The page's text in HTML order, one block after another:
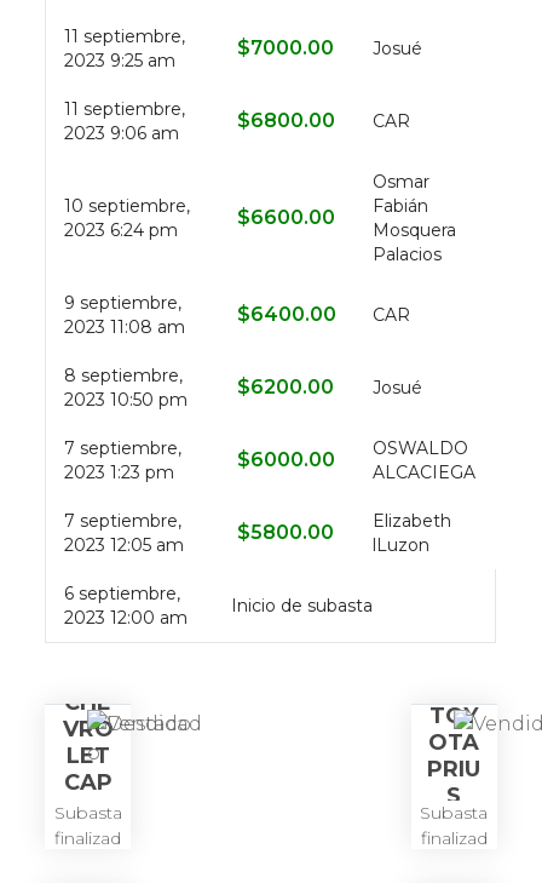
11 septiembre,
2023 9:25 am
$7000.00 Josué
11 septiembre,
2023 9:06 am
$6800.00 CAR
10 septiembre,
2023 6:24 pm
$6600.00
Osmar
Fabián
Mosquera
Palacios
9 septiembre,
2023 11:08 am
$6400.00 CAR
8 septiembre,
2023 10:50 pm
$6200.00 Josué
7 septiembre,
2023 1:23 pm
$6000.00
OSWALDO
ALCACIEGA
7 septiembre,
2023 12:05 am
$5800.00
Elizabeth
lLuzon
6 septiembre,
2023 12:00 am
Inicio de subasta
CHE
VRO
LET
CAP
TIVA
Subasta
finalizad
TOY
OTA
PRIU
S
Subasta
finalizad